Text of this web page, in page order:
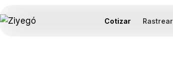
Cotizar Rastrear